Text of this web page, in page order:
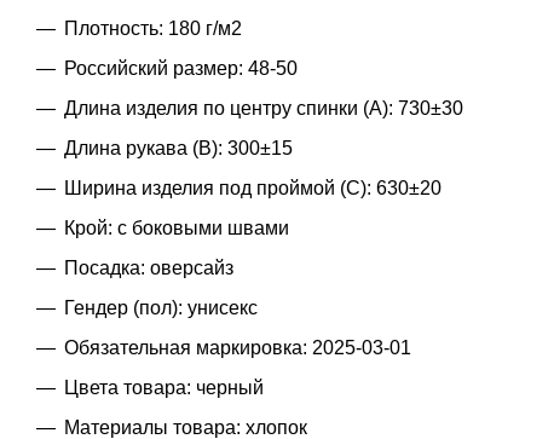
Плотность: 180 г/м2
Российский размер: 48-50
Длина изделия по центру спинки (A): 730±30
Длина рукава (B): 300±15
Ширина изделия под проймой (С): 630±20
Крой: с боковыми швами
Посадка: оверсайз
Гендер (пол): унисекс
Обязательная маркировка: 2025-03-01
Цвета товара: черный
Материалы товара: хлопок